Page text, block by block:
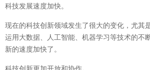
科技发展速度加快。
现在的科技创新领域发生了很大的变化，尤其
运用大数据、人工智能、机器学习等技术的不
新的速度加快了。
科技创新更加开放和协作。